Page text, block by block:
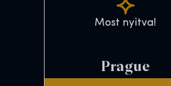
Most nyitva!
Prague